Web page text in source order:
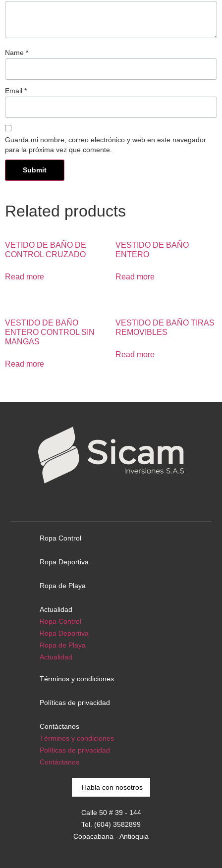
Name *
Email *
Guarda mi nombre, correo electrónico y web en este navegador
para la próxima vez que comente.
Related products
VETIDO DE BAÑO DE
CONTROL CRUZADO
Read more
VESTIDO DE BAÑO
ENTERO
Read more
VESTIDO DE BAÑO
ENTERO CONTROL SIN
MANGAS
Read more
VESTIDO DE BAÑO TIRAS
REMOVIBLES
Read more
Ropa Control
Ropa Deportiva
Ropa de Playa
Actualidad
Ropa Control
Ropa Deportiva
Ropa de Playa
Actualidad
Términos y condiciones
Políticas de privacidad
Contáctanos
Términos y condiciones
Políticas de privacidad
Contáctanos
Habla con nosotros
Calle 50 # 39 - 144
Tel. (604) 3582899
Copacabana - Antioquia